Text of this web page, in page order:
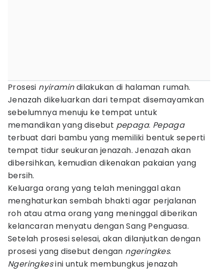
Prosesi nyiramindilakukan di halaman rumah.
Jenazah dikeluarkan dari tempat disemayamkan
sebelumnya menuju ke tempat untuk
memandikan yang disebut pepaga. Pepaga
terbuat dari bambu yang memiliki bentuk seperti
tempat tidur seukuran jenazah. Jenazah akan
dibersihkan, kemudian dikenakan pakaian yang
bersih.
Keluarga orang yang telah meninggal akan
menghaturkan sembah bhakti agar perjalanan
roh atau atma orang yang meninggal diberikan
kelancaran menyatu dengan Sang Penguasa.
Setelah prosesi selesai, akan dilanjutkan dengan
prosesi yang disebut dengan ngeringkes.
Ngeringkesini untuk membungkus jenazah